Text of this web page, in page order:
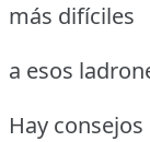
más difíciles
a esos
Hay